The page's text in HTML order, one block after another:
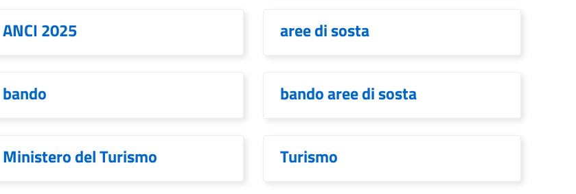
ANCI 2025 aree di sosta
bando bando aree di sosta
Ministero del Turismo Turismo